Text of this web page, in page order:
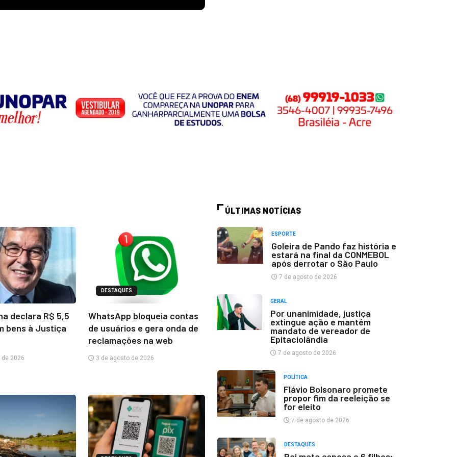
declara R$ 5,5
bens à Justiça
2026
DESTAQUES
WhatsApp bloqueia contas
de usuários e gera onda de
reclamações na web
3 de agosto de 2026
ÚLTIMAS NOTÍCIAS
ESPORTE
Goleira de Pando faz história e
estará na final da CONMEBOL
após derrotar o São Paulo
7 de agosto de 2026
GERAL
Por unanimidade, justiça
extingue ação e mantém
mandato de vereador de
Epitaciolândia
7 de agosto de 2026
POLÍTICA
Flávio Bolsonaro promete
propor fim da reeleição se
for eleito
7 de agosto de 2026
DESTAQUES